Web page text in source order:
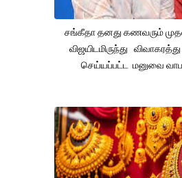
சங்கீதா தனது கணவரும்
விஜயிடமிருந்து
செய்யப்பட்ட மனுவை